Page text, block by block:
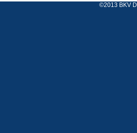
©2013 BKV